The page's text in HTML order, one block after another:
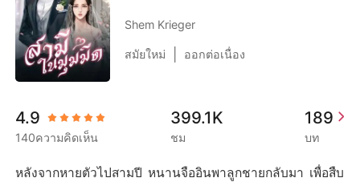
ประวัติการอ่าน
ออกจากระบบ
ดาวน์โหลดแอป
สมัยใหม่
ประวัติศาสตร์
โรแมนติก
มหาเศรษฐี
Shem Krieger
สมัยใหม่ ออกต่อเนื่อง
4.9
140ความคิดเห็น
399.1K
ชม
189
บท
หลังจากหายตัวไปสามปี หนานจืออินพาลูกชายกลับมา เพื่อสืบ